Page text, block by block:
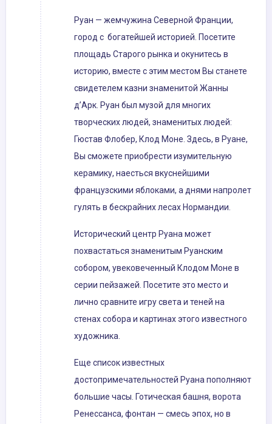
Руан — жемчужина Северной Франции,
город с богатейшей историей. Посетите
площадь Старого рынка и окунитесь в
историю, вместе с этим местом Вы станете
свидетелем казни знаменитой Жанны
д’Арк. Руан был музой для многих
творческих людей, знаменитых людей:
Гюстав Флобер, Клод Моне. Здесь, в Руане,
Вы сможете приобрести изумительную
керамику, наесться вкуснейшими
французскими яблоками, а днями напролет
гулять в бескрайних лесах Нормандии.
Исторический центр Руана может
похвастаться знаменитым Руанским
собором, увековеченный Клодом Моне в
серии пейзажей. Посетите это место и
лично сравните игру света и теней на
стенах собора и картинах этого известного
художника.
Еще список известных
достопримечательностей Руана пополняют
большие часы. Готическая башня, ворота
Ренессанса, фонтан — смесь эпох, но в